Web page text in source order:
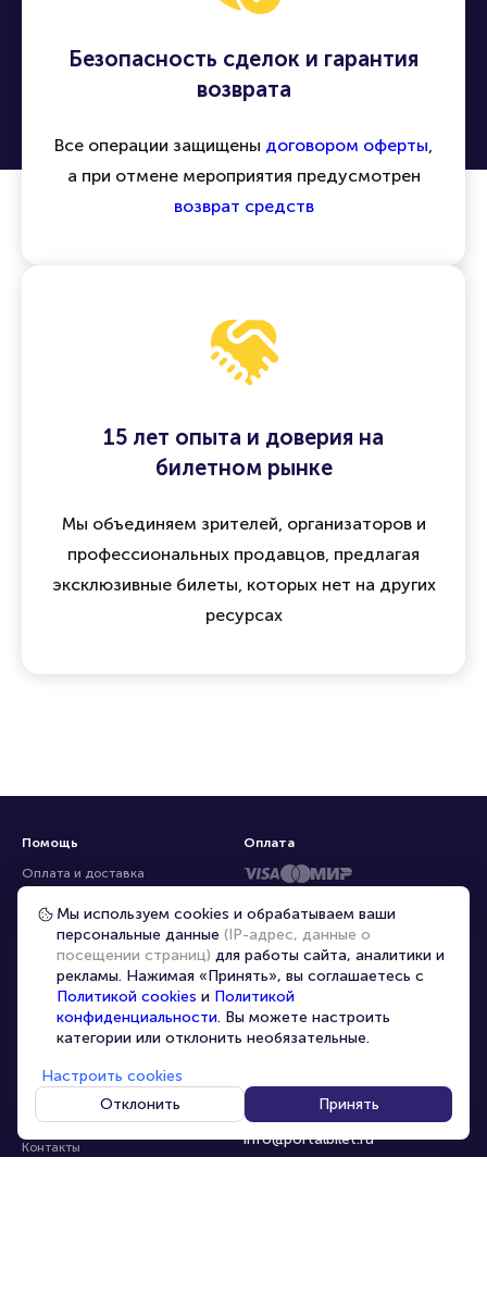
Безопасность сделок и гарантия
возврата
Все операции защищены договором оферты,
а при отмене мероприятия предусмотрен
возврат средств
15 лет опыта и доверия на
билетном рынке
Мы объединяем зрителей, организаторов и
профессиональных продавцов, предлагая
эксклюзивные билеты, которых нет на других
ресурсах
Помощь
Оплата и доставка
Частые вопросы
Перепродажа билетов
Организаторам
Корпоративным клиентам
VIP-билеты
Персональные данные
О компании
Контакты
8-800-500-42-62
8-499-226-15-14
info@portalbilet.ru
С 10:00 до 21:00,
Оплата
Мы используем cookies и обрабатываем ваши
персональные данные (IP-адрес, данные о
посещении страниц) для работы сайта, аналитики и
рекламы. Нажимая «Принять», вы соглашаетесь с
Политикой cookies и Политикой
конфиденциальности. Вы можете настроить
категории или отклонить необязательные.
Настроить cookies
Отклонить
Принять